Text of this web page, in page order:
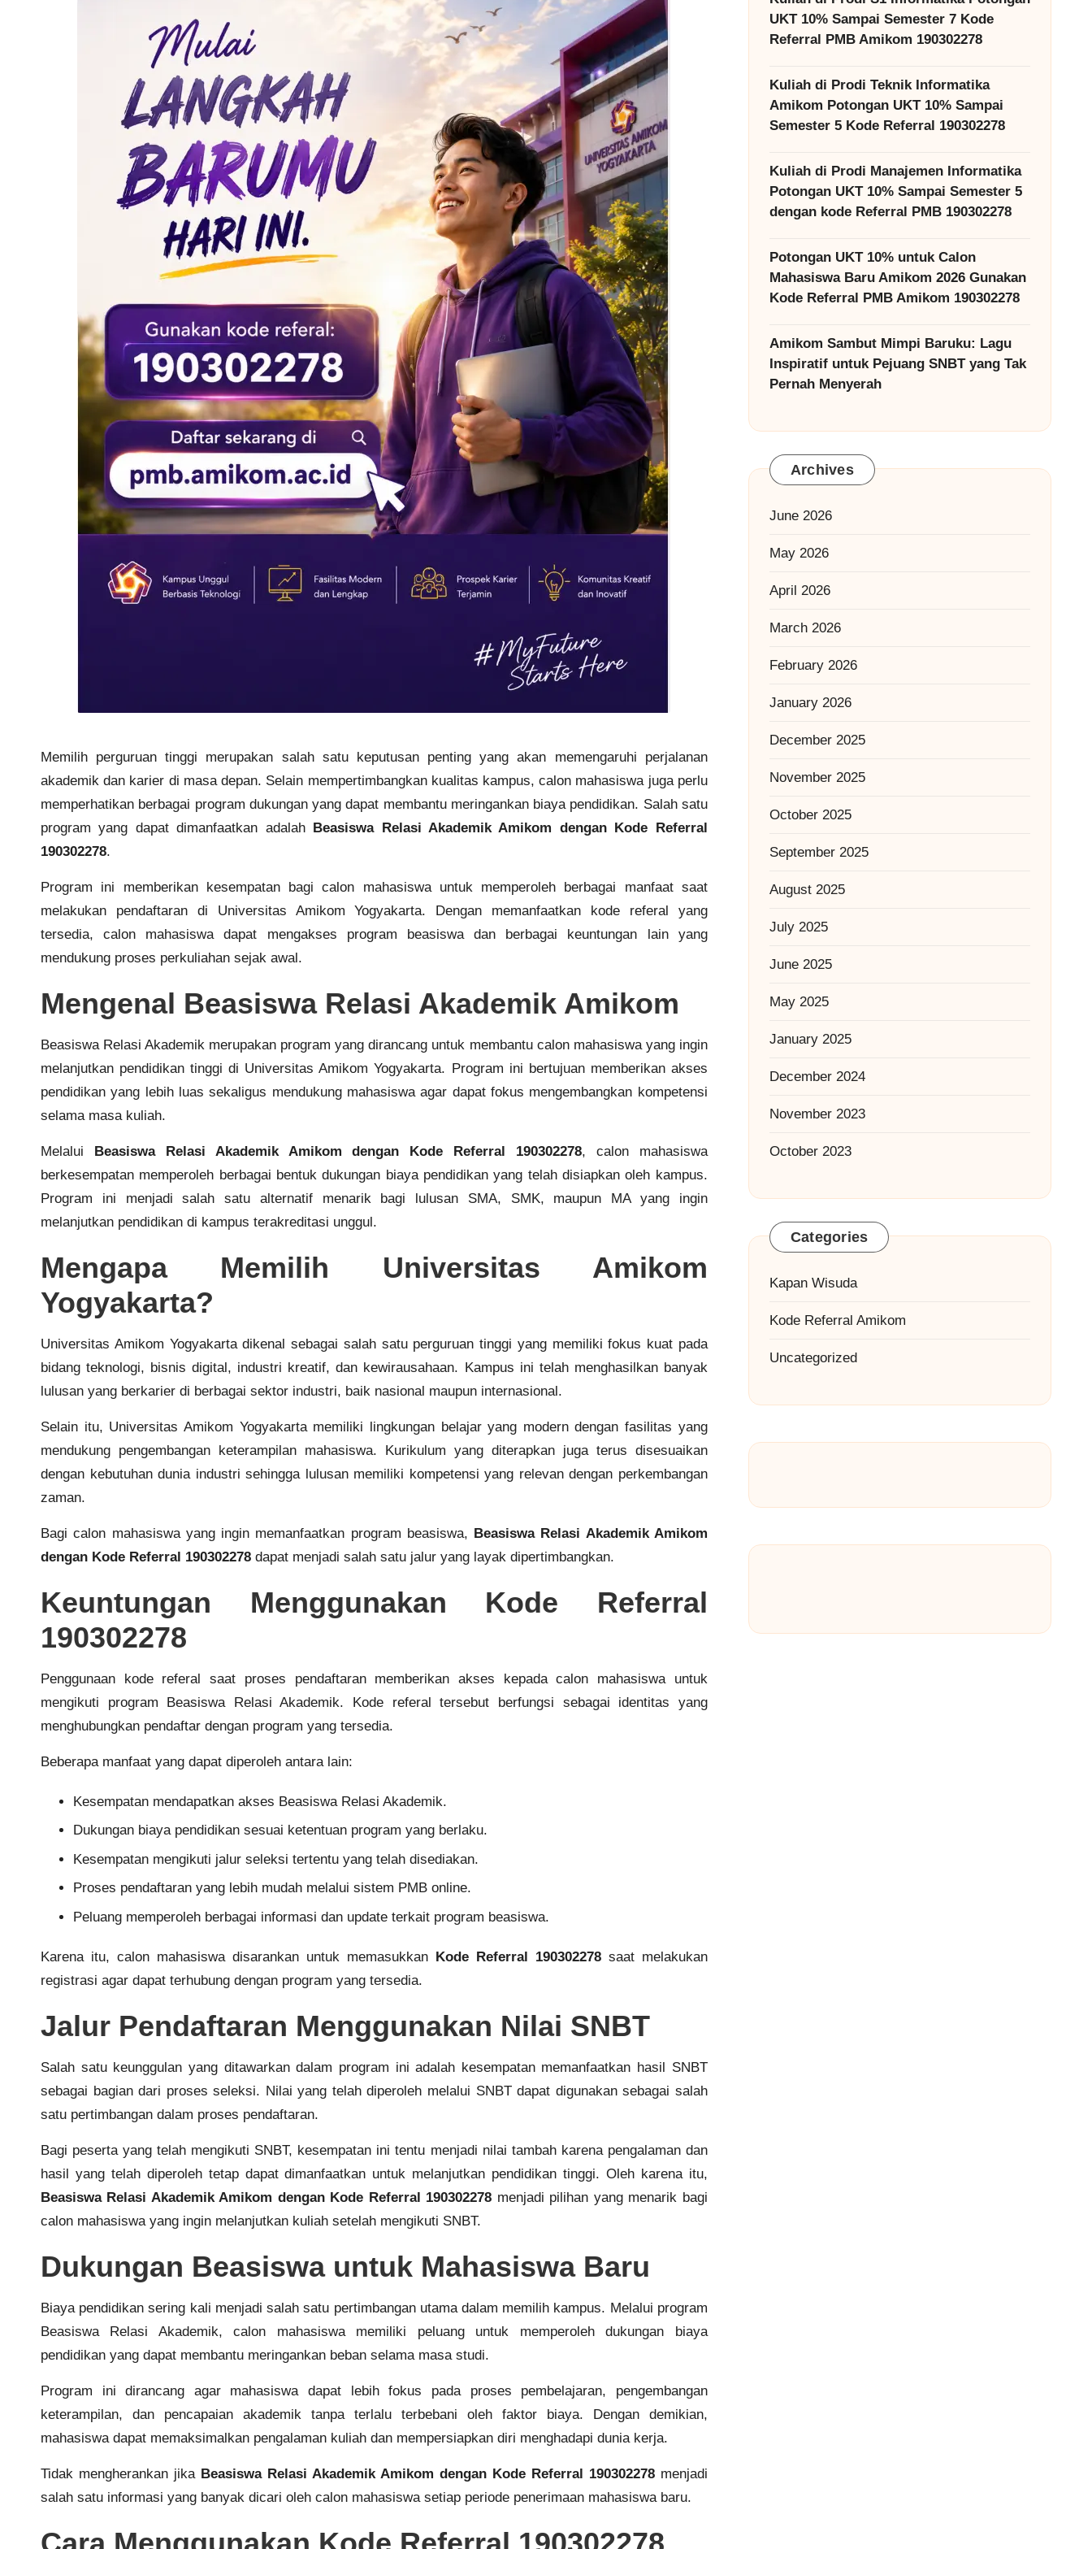
Memilih perguruan tinggi merupakan salah satu keputusan penting yang akan memengaruhi perjalanan
akademik dan karier di masa depan. Selain mempertimbangkan kualitas kampus, calon mahasiswa juga perlu
memperhatikan berbagai program dukungan yang dapat membantu meringankan biaya pendidikan. Salah satu
program yang dapat dimanfaatkan adalah Beasiswa Relasi Akademik Amikom dengan Kode Referral
190302278.
Program ini memberikan kesempatan bagi calon mahasiswa untuk memperoleh berbagai manfaat saat
melakukan pendaftaran di Universitas Amikom Yogyakarta. Dengan memanfaatkan kode referal yang
tersedia, calon mahasiswa dapat mengakses program beasiswa dan berbagai keuntungan lain yang
mendukung proses perkuliahan sejak awal.
Mengenal Beasiswa Relasi Akademik Amikom
Beasiswa Relasi Akademik merupakan program yang dirancang untuk membantu calon mahasiswa yang ingin
melanjutkan pendidikan tinggi di Universitas Amikom Yogyakarta. Program ini bertujuan memberikan akses
pendidikan yang lebih luas sekaligus mendukung mahasiswa agar dapat fokus mengembangkan kompetensi
selama masa kuliah.
Melalui Beasiswa Relasi Akademik Amikom dengan Kode Referral 190302278, calon mahasiswa
berkesempatan memperoleh berbagai bentuk dukungan biaya pendidikan yang telah disiapkan oleh kampus.
Program ini menjadi salah satu alternatif menarik bagi lulusan SMA, SMK, maupun MA yang ingin
melanjutkan pendidikan di kampus terakreditasi unggul.
Mengapa Memilih Universitas Amikom
Yogyakarta?
Universitas Amikom Yogyakarta dikenal sebagai salah satu perguruan tinggi yang memiliki fokus kuat pada
bidang teknologi, bisnis digital, industri kreatif, dan kewirausahaan. Kampus ini telah menghasilkan banyak
lulusan yang berkarier di berbagai sektor industri, baik nasional maupun internasional.
Selain itu, Universitas Amikom Yogyakarta memiliki lingkungan belajar yang modern dengan fasilitas yang
mendukung pengembangan keterampilan mahasiswa. Kurikulum yang diterapkan juga terus disesuaikan
dengan kebutuhan dunia industri sehingga lulusan memiliki kompetensi yang relevan dengan perkembangan
zaman.
Bagi calon mahasiswa yang ingin memanfaatkan program beasiswa, Beasiswa Relasi Akademik Amikom
dengan Kode Referral 190302278 dapat menjadi salah satu jalur yang layak dipertimbangkan.
Keuntungan Menggunakan Kode Referral
190302278
Penggunaan kode referal saat proses pendaftaran memberikan akses kepada calon mahasiswa untuk
mengikuti program Beasiswa Relasi Akademik. Kode referal tersebut berfungsi sebagai identitas yang
menghubungkan pendaftar dengan program yang tersedia.
Beberapa manfaat yang dapat diperoleh antara lain:
Kesempatan mendapatkan akses Beasiswa Relasi Akademik.
Dukungan biaya pendidikan sesuai ketentuan program yang berlaku.
Kesempatan mengikuti jalur seleksi tertentu yang telah disediakan.
Proses pendaftaran yang lebih mudah melalui sistem PMB online.
Peluang memperoleh berbagai informasi dan update terkait program beasiswa.
Karena itu, calon mahasiswa disarankan untuk memasukkan Kode Referral 190302278saat melakukan
registrasi agar dapat terhubung dengan program yang tersedia.
Jalur Pendaftaran Menggunakan Nilai SNBT
Salah satu keunggulan yang ditawarkan dalam program ini adalah kesempatan memanfaatkan hasil SNBT
sebagai bagian dari proses seleksi. Nilai yang telah diperoleh melalui SNBT dapat digunakan sebagai salah
satu pertimbangan dalam proses pendaftaran.
Bagi peserta yang telah mengikuti SNBT, kesempatan ini tentu menjadi nilai tambah karena pengalaman dan
hasil yang telah diperoleh tetap dapat dimanfaatkan untuk melanjutkan pendidikan tinggi. Oleh karena itu,
Beasiswa Relasi Akademik Amikom dengan Kode Referral 190302278 menjadi pilihan yang menarik bagi
calon mahasiswa yang ingin melanjutkan kuliah setelah mengikuti SNBT.
Dukungan Beasiswa untuk Mahasiswa Baru
Biaya pendidikan sering kali menjadi salah satu pertimbangan utama dalam memilih kampus. Melalui program
Beasiswa Relasi Akademik, calon mahasiswa memiliki peluang untuk memperoleh dukungan biaya
pendidikan yang dapat membantu meringankan beban selama masa studi.
Program ini dirancang agar mahasiswa dapat lebih fokus pada proses pembelajaran, pengembangan
keterampilan, dan pencapaian akademik tanpa terlalu terbebani oleh faktor biaya. Dengan demikian,
mahasiswa dapat memaksimalkan pengalaman kuliah dan mempersiapkan diri menghadapi dunia kerja.
Tidak mengherankan jika Beasiswa Relasi Akademik Amikom dengan Kode Referral 190302278menjadi
salah satu informasi yang banyak dicari oleh calon mahasiswa setiap periode penerimaan mahasiswa baru.
UKT 10% Sampai Semester 7 Kode
Referral PMB Amikom 190302278
Kuliah di Prodi Teknik Informatika
Amikom Potongan UKT 10% Sampai
Semester 5 Kode Referral 190302278
Kuliah di Prodi Manajemen Informatika
Potongan UKT 10% Sampai Semester 5
dengan kode Referral PMB 190302278
Potongan UKT 10% untuk Calon
Mahasiswa Baru Amikom 2026 Gunakan
Kode Referral PMB Amikom 190302278
Amikom Sambut Mimpi Baruku: Lagu
Inspiratif untuk Pejuang SNBT yang Tak
Pernah Menyerah
Archives
June 2026
May 2026
April 2026
March 2026
February 2026
January 2026
December 2025
November 2025
October 2025
September 2025
August 2025
July 2025
June 2025
May 2025
January 2025
December 2024
November 2023
October 2023
Categories
Kapan Wisuda
Kode Referral Amikom
Uncategorized